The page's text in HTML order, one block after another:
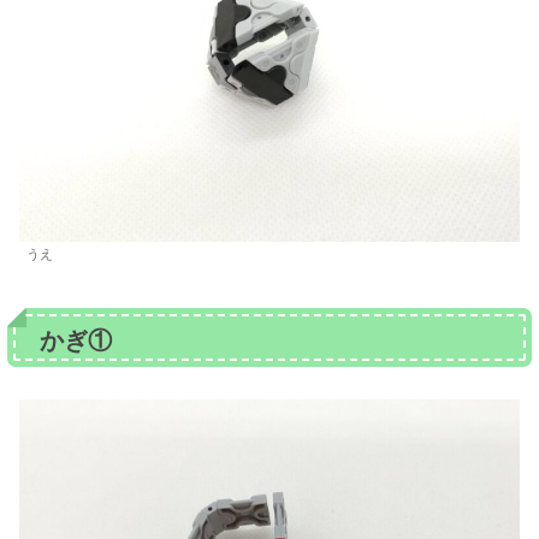
うえ
かぎ①